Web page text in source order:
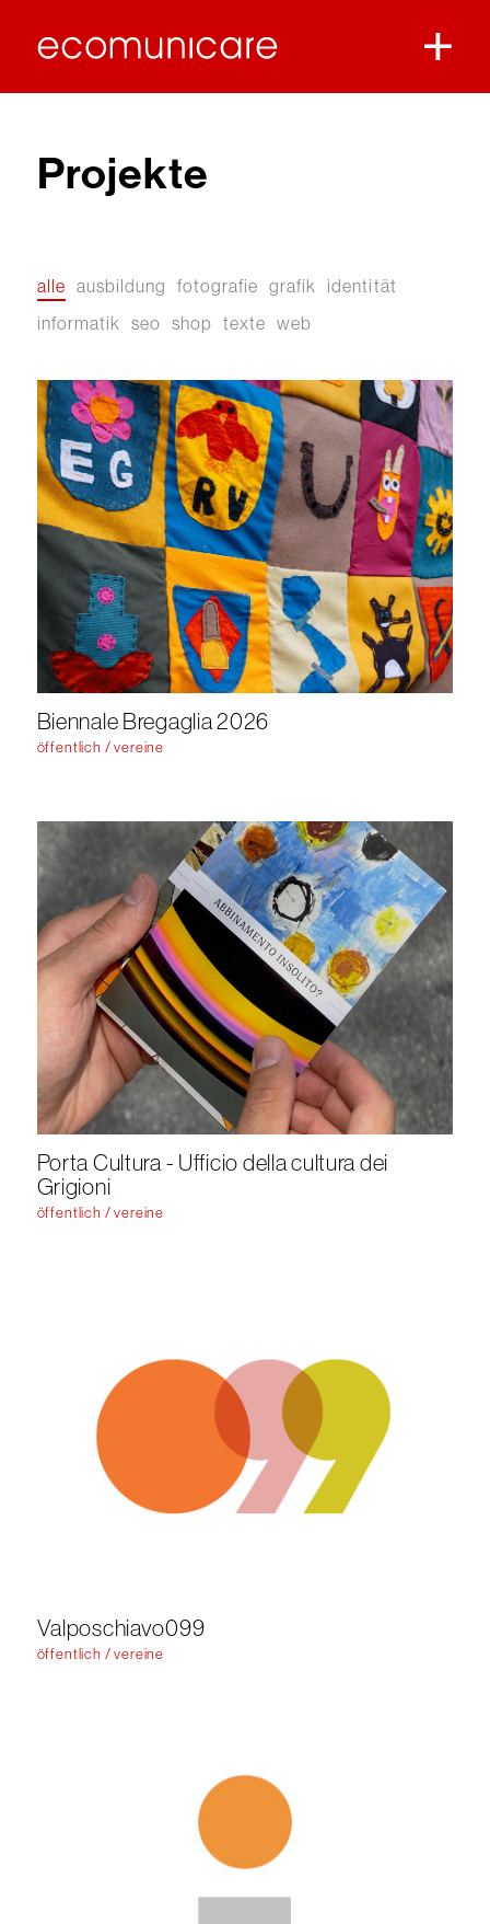
Projekte
alle ausbildung fotografie grafik identität
informatik seo shop texte web
Biennale Bregaglia 2026
öffentlich / vereine
Porta Cultura - Ufficio della cultura dei
Grigioni
öffentlich / vereine
Valposchiavo099
öffentlich / vereine